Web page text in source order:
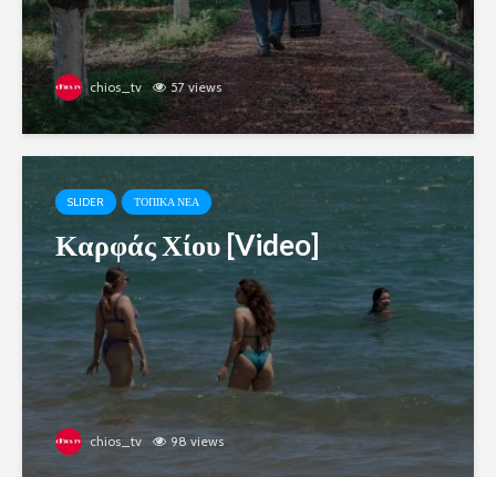
chios_tv 57 views
SLIDER ΤΟΠΙΚΑ ΝΕΑ
Καρφάς Χίου [Video]
chios_tv 98 views